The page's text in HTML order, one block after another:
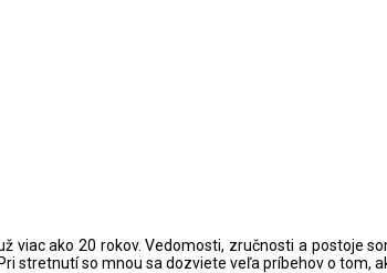
ako 20 rokov. Vedomosti, zručnosti a postoje
stretnutí so mnou sa dozviete veľa príbehov o tom,